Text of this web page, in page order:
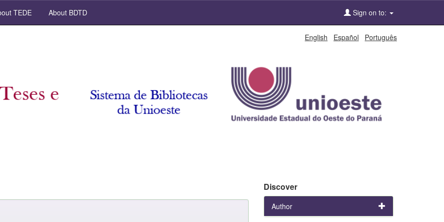
TEDE About BDTD Sign on to:
English Español Português
Discover
Author